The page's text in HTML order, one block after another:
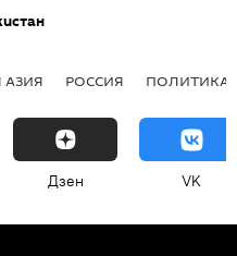
АЗИЯ РОССИЯ ПОЛИТИКА
Дзен VK